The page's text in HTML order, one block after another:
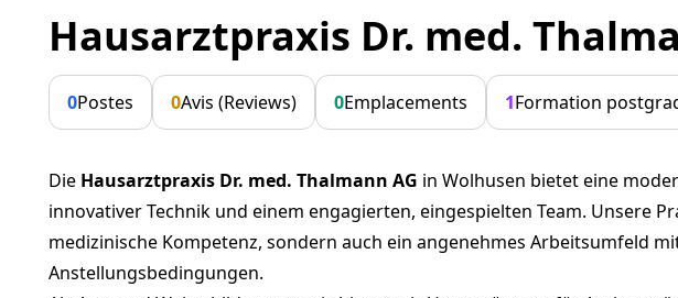
Hausarztpraxis Dr. med.
0Postes 0Avis (Reviews) 0Emplacements 1Formation
Die Hausarztpraxis Dr. med. Thalmann AG in Wolhusen bietet eine
innovativer Technik und einem engagierten, eingespielten Team. Unsere
medizinische Kompetenz, sondern auch ein angenehmes Arbeitsumfeld
Anstellungsbedingungen.